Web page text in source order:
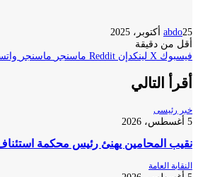
abdo25 أكتوبر، 2025
أقل من دقيقة
فيسبوك ‫X لينكدإن ماسنجر ماسنجر
أقرأ التالي
خبر رئيسى
5 أغسطس، 2026
نقيب المحامين يهنئ رئيس محكمة
النقابة العامة